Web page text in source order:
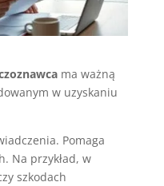
ma ważną
w uzyskaniu
Pomaga
Na przykład, w
szkodach